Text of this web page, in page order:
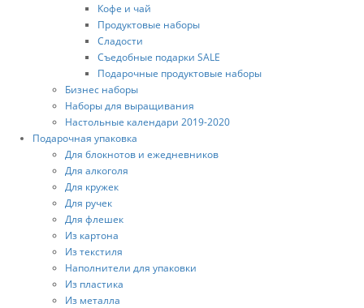
Кофе и чай
Продуктовые наборы
Сладости
Съедобные подарки SALE
Подарочные продуктовые наборы
Бизнес наборы
Наборы для выращивания
Настольные календари 2019-2020
Подарочная упаковка
Для блокнотов и ежедневников
Для алкоголя
Для кружек
Для ручек
Для флешек
Из картона
Из текстиля
Наполнители для упаковки
Из пластика
Из металла